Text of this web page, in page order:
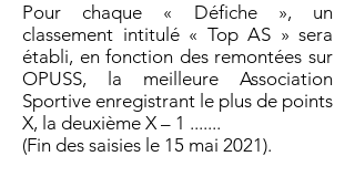
Pour chaque « Défiche », un
classement intitulé « Top AS » sera
établi, en fonction des remontées sur
OPUSS, la meilleure Association
Sportive enregistrant le plus de points
X, la deuxième X – 1 .......
(Fin des saisies le 15 mai 2021).